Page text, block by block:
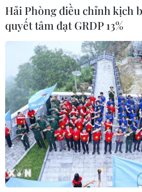
Hải Phòng điều chỉnh kịch
quyết tâm đạt GRDP 13%